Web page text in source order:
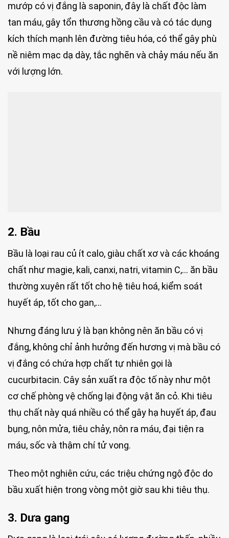
mướp có vị đắng là saponin, đây là chất độc làm
tan máu, gây tổn thương hồng cầu và có tác dụng
kích thích mạnh lên đường tiêu hóa, có thể gây phù
nề niêm mạc dạ dày, tắc nghẽn và chảy máu nếu ăn
với lượng lớn.
2. Bầu
Bầu là loại rau củ ít calo, giàu chất xơ và các khoáng
chất như magie, kali, canxi, natri, vitamin C,… ăn bầu
thường xuyên rất tốt cho hệ tiêu hoá, kiểm soát
huyết áp, tốt cho gan,…
Nhưng đáng lưu ý là bạn không nên ăn bầu có vị
đắng, không chỉ ảnh hưởng đến hương vị mà bầu có
vị đắng có chứa hợp chất tự nhiên gọi là
cucurbitacin. Cây sản xuất ra độc tố này như một
cơ chế phòng vệ chống lại động vật ăn cỏ. Khi tiêu
thụ chất này quá nhiều có thể gây hạ huyết áp, đau
bụng, nôn mửa, tiêu chảy, nôn ra máu, đại tiện ra
máu, sốc và thậm chí tử vong.
Theo một nghiên cứu, các triệu chứng ngộ độc do
bầu xuất hiện trong vòng một giờ sau khi tiêu thụ.
3. Dưa gang